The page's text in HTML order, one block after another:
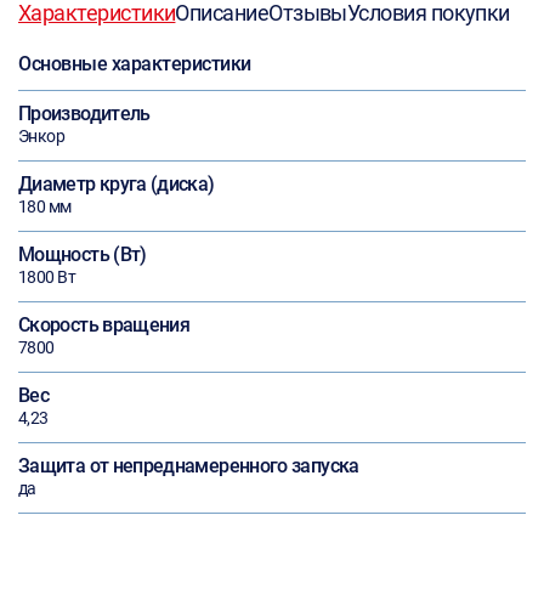
ХарактеристикиОписаниеОтзывыУсловия покупки
Основные характеристики
Производитель
Энкор
Диаметр круга (диска)
180 мм
Мощность (Вт)
1800 Вт
Скорость вращения
7800
Вес
4,23
Защита от непреднамеренного запуска
да